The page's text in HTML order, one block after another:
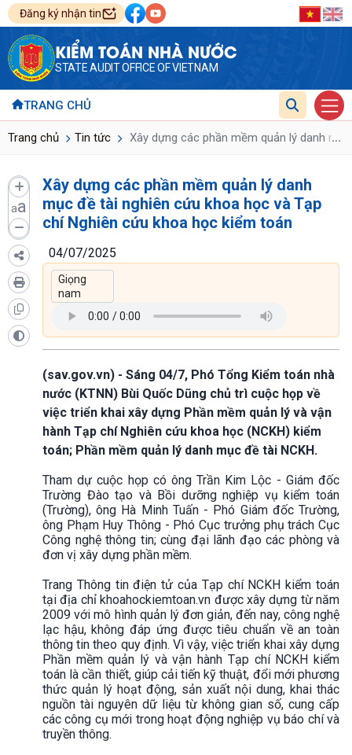
Đăng ký nhận tin
KIỂM TOÁN NHÀ NƯỚC
STATE AUDIT OFFICE OF VIETNAM
TRANG CHỦ
Trang chủ Tin tức Xây dựng các phần mềm quản lý danh ...
aa
Xây dựng các phần mềm quản lý danh
mục đề tài nghiên cứu khoa học và Tạp
chí Nghiên cứu khoa học kiểm toán
04/07/2025
(sav.gov.vn) - Sáng 04/7, Phó Tổng Kiểm toán nhà
nước (KTNN) Bùi Quốc Dũng chủ trì cuộc họp về
việc triển khai xây dựng Phần mềm quản lý và vận
hành Tạp chí Nghiên cứu khoa học (NCKH) kiểm
toán; Phần mềm quản lý danh mục đề tài NCKH.
Tham dự cuộc họp có ông Trần Kim Lộc - Giám đốc
Trường Đào tạo và Bồi dưỡng nghiệp vụ kiểm toán
(Trường), ông Hà Minh Tuấn - Phó Giám đốc Trường,
ông Phạm Huy Thông - Phó Cục trưởng phụ trách Cục
Công nghệ thông tin; cùng đại lãnh đạo các phòng và
đơn vị xây dựng phần mềm.
Trang Thông tin điện tử của Tạp chí NCKH kiểm toán
tại địa chỉ khoahockiemtoan.vn được xây dựng từ năm
2009 với mô hình quản lý đơn giản, đến nay, công nghệ
lạc hậu, không đáp ứng được tiêu chuẩn về an toàn
thông tin theo quy định. Vì vậy, việc triển khai xây dựng
Phần mềm quản lý và vận hành Tạp chí NCKH kiểm
toán là cần thiết, giúp cải tiến kỹ thuật, đổi mới phương
thức quản lý hoạt động, sản xuất nội dung, khai thác
nguồn tài nguyên dữ liệu từ không gian số, cung cấp
các công cụ mới trong hoạt động nghiệp vụ báo chí và
truyền thông.